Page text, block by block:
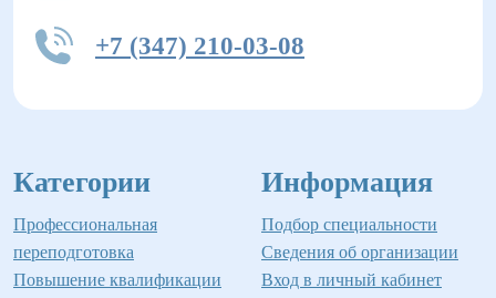
+7 (347) 210-03-08
Категории
Профессиональная
переподготовка
Повышение квалификации
Информация
Подбор специальности
Сведения об организации
Вход в личный кабинет